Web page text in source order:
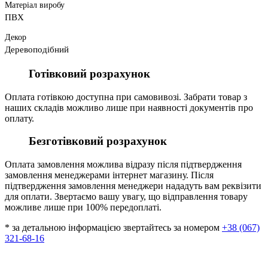
Матеріал виробу
ПВХ
Декор
Деревоподібний
Готівковий розрахунок
Оплата готівкою доступна при самовивозі. Забрати товар з
наших складів можливо лише при наявності документів про
оплату.
Безготівковий розрахунок
Оплата замовлення можлива відразу після підтвердження
замовлення менеджерами інтернет магазину. Після
підтвердження замовлення менеджери нададуть вам реквізити
для оплати. Звертаємо вашу увагу, що відправлення товару
можливе лише при 100% передоплаті.
* за детальною інформацією звертайтесь за номером +38 (067)
321-68-16